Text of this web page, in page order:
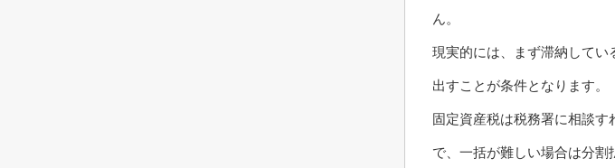
ん。
現実的には、まず滞納してい
出すことが条件となります。
固定資産税は税務署に相談
で、一括が難しい場合は分割